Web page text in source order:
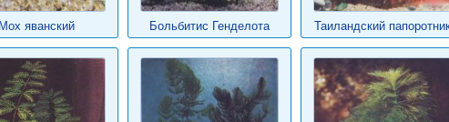
яванский Больбитис Генделота Таиландский